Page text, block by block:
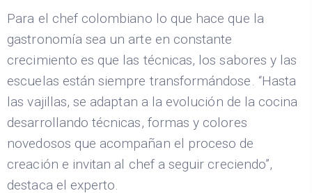
Para el chef colombiano lo que hace que la
gastronomía sea un arte en constante
crecimiento es que las técnicas, los sabores y las
escuelas están siempre transformándose. “Hasta
las vajillas, se adaptan a la evolución de la cocina
desarrollando técnicas, formas y colores
novedosos que acompañan el proceso de
creación e invitan al chef a seguir creciendo”,
destaca el experto.